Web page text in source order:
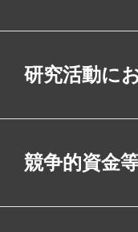
研究活動に
競争的資金